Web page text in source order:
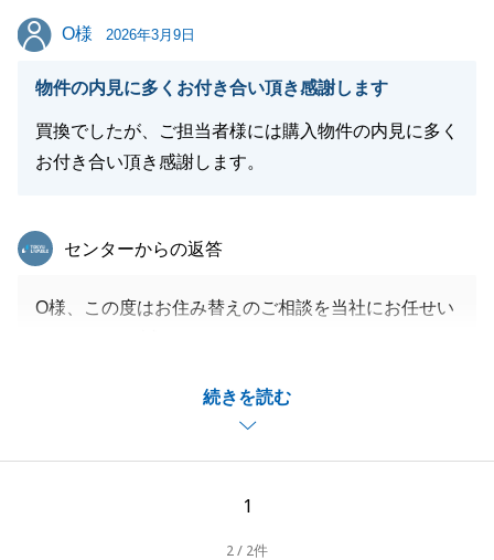
O様
O様 2026年3月9日
物件の内見に多くお付き合い頂き感謝します
買換でしたが、ご担当者様には購入物件の内見に多く
お付き合い頂き感謝します。
続きを読む
東急リバブル
センターからの返答
O様、この度はお住み替えのご相談を当社にお任せい
らお気軽にご相談ください。
今後ともよろしくお願いいたします。
1
2 / 2件